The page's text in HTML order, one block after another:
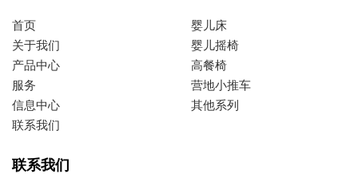
首页
关于我们
产品中心
服务
信息中心
联系我们
婴儿床
婴儿摇椅
高餐椅
营地小推车
其他系列
联系我们